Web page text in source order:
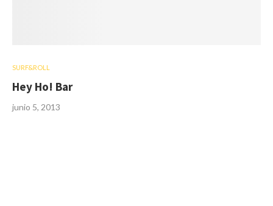
SURF&ROLL
Hey Ho! Bar
junio 5, 2013